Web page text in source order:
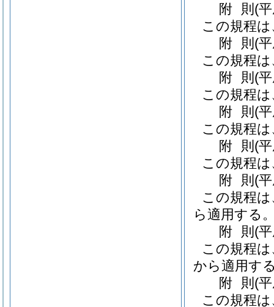
附 則 (
この規程
附 則 (
この規程
附 則 (
この規程
附 則 (
この規程
附 則 (
この規程
附 則 (
この規程
ら適用する
附 則 (
この規程
から適用す
附 則 (
この規程